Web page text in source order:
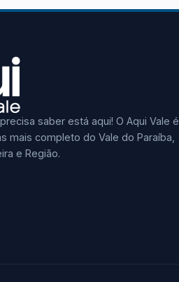
saber está aqui! O Aqui Vale é
mais completo do Vale do Paraíba,
e Região.